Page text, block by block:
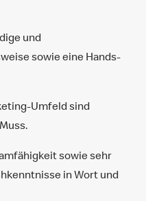
und
sowie eine Hands-
Umfeld sind
sowie sehr
in Wort und